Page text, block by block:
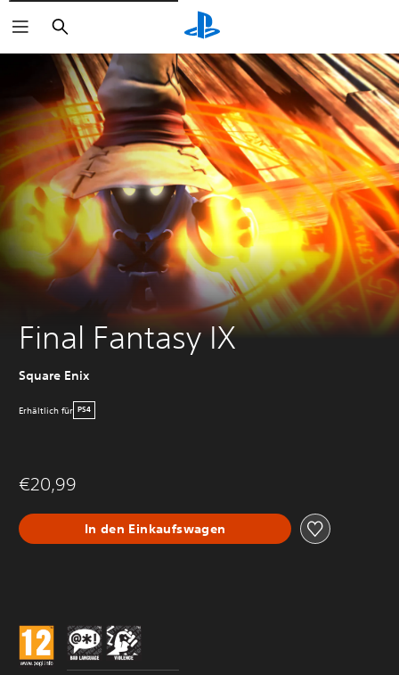
Suchen
Final Fantasy IX
Square Enix
Erhältlich für PS4
€20,99
In den Einkaufswagen